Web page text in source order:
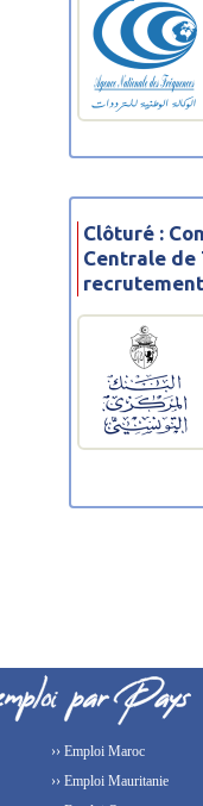
Clôturé :
Centrale de
›› Emploi Maroc
›› Emploi Mauritanie